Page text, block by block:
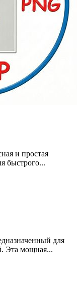
и простая
быстрого...
для
Эта мощная...